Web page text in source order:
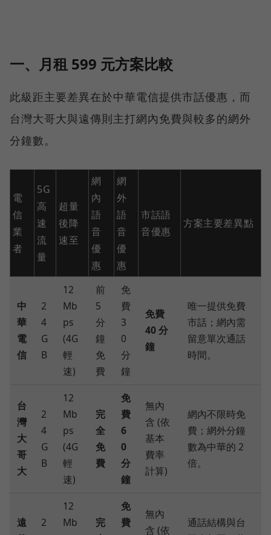
一、月租 599 元方案比較
此級距主要差異在於中華電信提供市話優惠，而
台灣大哥大與遠傳則主打網內免費與較多的網外
分鐘數。
電
信
業
者
5G
高
速
流
量
超量
後降
速至
網
內
語
音
優
惠
網
外
語
音
優
惠
市話語
音優惠
方案主要差異點
中
華
電
信
2
4
G
B
12
Mb
ps
(4G
輕
速)
前
5
分
鐘
免
費
免
費
3
0
分
鐘
免費
40 分
鐘
唯一提供免費
市話；網內需
留意單次通話
時間。
台
灣
大
哥
大
2
4
G
B
12
Mb
ps
(4G
輕
速)
完
全
免
費
免
費
6
0
分
鐘
無內
含 (依
基本
費率
計算)
網內不限時免
費；網外分鐘
數為中華的 2
倍。
遠
2
12
Mb
完
免
費
無內
含 (依
通話結構與台